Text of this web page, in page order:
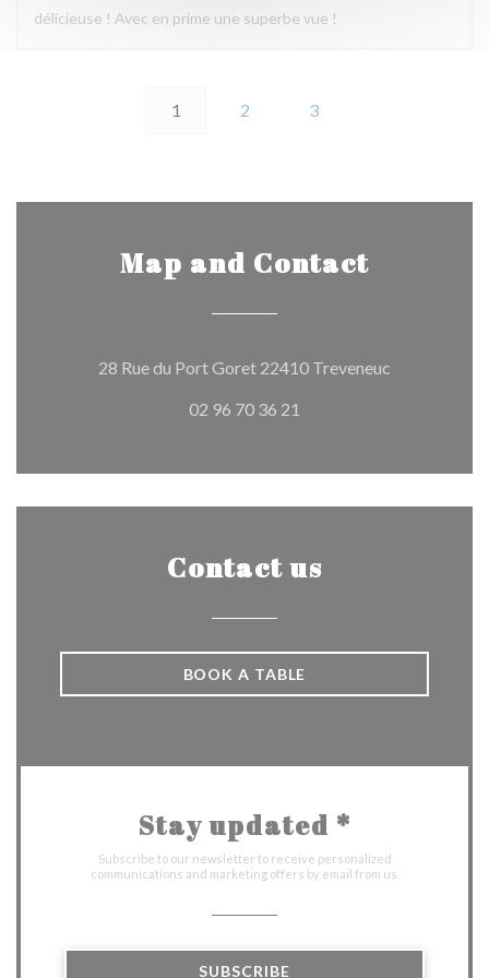
délicieuse ! Avec en prime une superbe vue !
1 2 3
Map and Contact
28 Rue du Port Goret 22410 Treveneuc
02 96 70 36 21
Contact us
BOOK A TABLE
Stay updated *
Subscribe to our newsletter to receive personalized
communications and marketing offers by email from us.
SUBSCRIBE